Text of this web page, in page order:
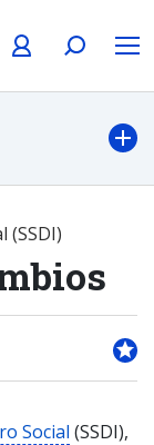
(SSDI)
Social (SSDI),